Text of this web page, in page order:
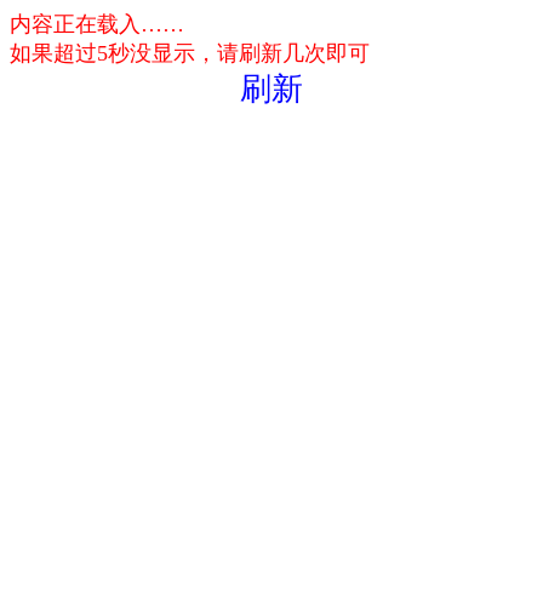
内容正在载入……
如果超过5秒没显示，请刷新几次即可
刷新